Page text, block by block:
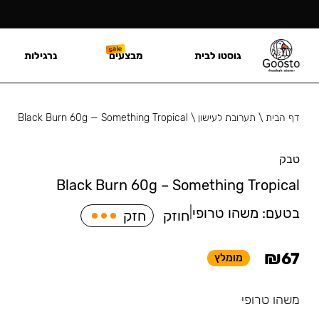
דף הבית\ תערובת לעישון \
Black Burn 60g — Something Tropical
טבק
Black Burn 60g – Something Tropical
בטעם: משהו טרופי חוזק חזק
₪67 מומלץ
משהו טרופי
גוסטו לבית מבצעים נרגילות